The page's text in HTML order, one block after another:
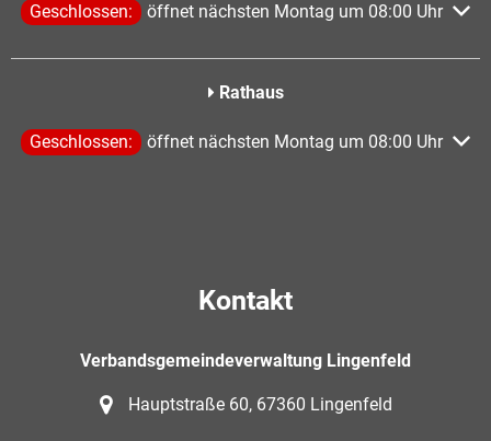
Klicken, um weitere Öffnungs- oder Schließzeiten
Geschlossen: öffnet nächsten Montag um 08:00 Uhr
Rathaus
Klicken, um weitere Öffnungs- oder Schließzeiten
Geschlossen: öffnet nächsten Montag um 08:00 Uhr
Kontakt
Verbandsgemeindeverwaltung Lingenfeld
Hauptstraße 60, 67360 Lingenfeld